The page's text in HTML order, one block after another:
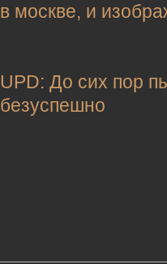
в москве, и
UPD: До сих пор
безуспешно